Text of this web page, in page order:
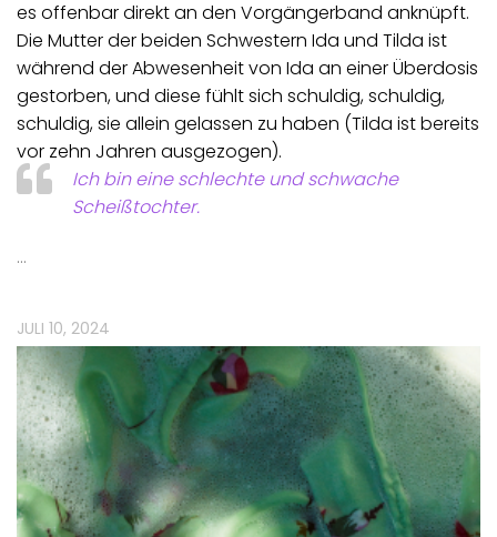
es offenbar direkt an den Vorgängerband anknüpft.
Die Mutter der beiden Schwestern Ida und Tilda ist
während der Abwesenheit von Ida an einer Überdosis
gestorben, und diese fühlt sich schuldig, schuldig,
schuldig, sie allein gelassen zu haben (Tilda ist bereits
vor zehn Jahren ausgezogen).
Ich bin eine schlechte und schwache
Scheißtochter.
…
JULI 10, 2024